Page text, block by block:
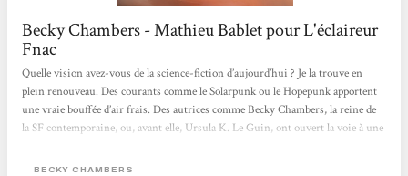
Becky Chambers - Mathieu Bablet pour L'éclaireur
Fnac
Quelle vision avez-vous de la science-fiction d’aujourd’hui ? Je la trouve en
plein renouveau. Des courants comme le Solarpunk ou le Hopepunk apportent
une vraie bouffée d’air frais. Des autrices comme Becky Chambers, la reine de
la SF contemporaine, ou, avant elle, Ursula K. Le Guin, ont ouvert la voie à une
académique. C’est ce courant-là qui m’intéresse aujourd’hui, celui qui s’empare
BECKY CHAMBERS